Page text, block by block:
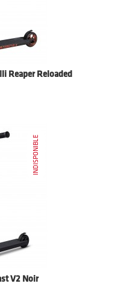
Reaper Reloaded
V2 Noir
INDISPONIBLE